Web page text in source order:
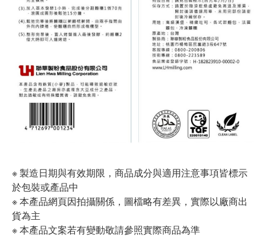
※ 製造日期與有效期限，商品成分與適用注意事項皆標示
於包裝或產品中
※ 本產品網頁因拍攝關係，圖檔略有差異，實際以廠商出
貨為主
※ 本產品文案若有變動敬請參照實際商品為準